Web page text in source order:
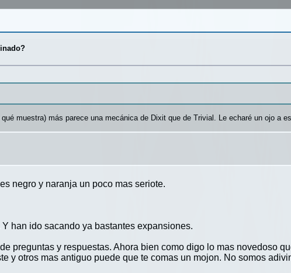
muestra) más parece una mecánica de Dixit que de Trivial. Le echaré un ojo a
negro y naranja un poco mas seriote.
han ido sacando ya bastantes expansiones.
preguntas y respuestas. Ahora bien como digo lo mas novedoso
y otros mas antiguo puede que te comas un mojon. No somos